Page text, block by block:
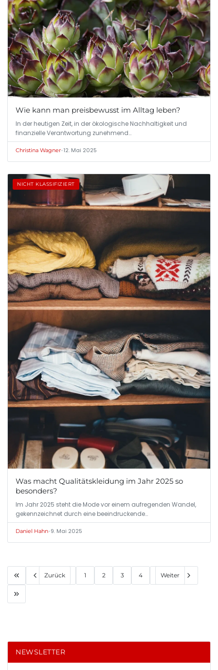
Wie kann man preisbewusst im Alltag leben?
In der heutigen Zeit, in der ökologische Nachhaltigkeit und
finanzielle Verantwortung zunehmend…
Christina Wagner•12. Mai 2025
NICHT KLASSIFIZIERT
Was macht Qualitätskleidung im Jahr 2025 so
besonders?
Im Jahr 2025 steht die Mode vor einem aufregenden Wandel,
gekennzeichnet durch eine beeindruckende…
Daniel Hahn•9. Mai 2025
Zurück 1 2 3 4 Weiter
NEWSLETTER